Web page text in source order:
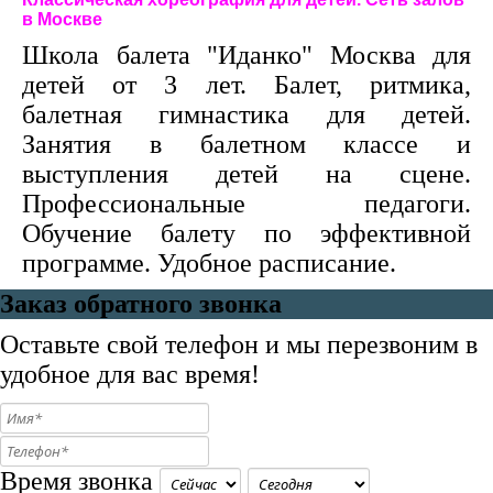
в Москве
Школа балета "Иданко" Москва для
детей от 3 лет. Балет, ритмика,
балетная гимнастика для детей.
Занятия в балетном классе и
выступления детей на сцене.
Профессиональные педагоги.
Обучение балету по эффективной
программе. Удобное расписание.
Заказ обратного звонка
Оставьте свой телефон и мы перезвоним в
удобное для вас время!
Время звонка